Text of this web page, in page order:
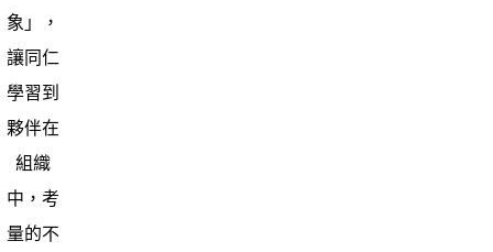
象」，
讓同仁
學習到
夥伴在
組織
中，考
量的不